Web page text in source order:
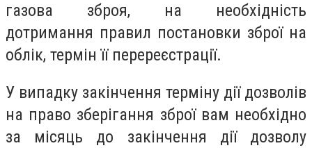
газова зброя, на необхідність
дотримання правил постановки зброї на
облік, термін її перереєстрації.
У випадку закінчення терміну дії дозволів
на право зберігання зброї вам необхідно
за місяць до закінчення дії дозволу